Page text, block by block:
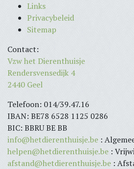
Links
Privacybeleid
Sitemap
Contact:
Vzw het Dierenthuisje
Rendersvensedijk 4
2440 Geel
Telefoon: 014/39.47.16
IBAN: BE78 6528 1125 0286
BIC: BBRU BE BB
info@hetdierenthuisje.be :
helpen@hetdierenthuisje.be :
afstand@hetdierenthuisje.be :